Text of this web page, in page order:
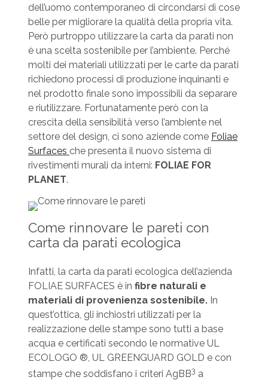
dell’uomo contemporaneo di circondarsi di cose
belle per migliorare la qualità della propria vita.
Però purtroppo utilizzare la carta da parati non
è una scelta sostenibile per l’ambiente. Perché
molti dei materiali utilizzati per le carte da parati
richiedono processi di produzione inquinanti e
nel prodotto finale sono impossibili da separare
e riutilizzare. Fortunatamente però con la
crescita della sensibilità verso l’ambiente nel
settore del design, ci sono aziende come Foliae
Surfaces che presenta il nuovo sistema di
rivestimenti murali da interni: FOLIAE FOR
PLANET.
Come rinnovare le pareti con
carta da parati ecologica
Infatti, la carta da parati ecologica dell’azienda
FOLIAE SURFACES è in fibre naturali e
materiali di provenienza sostenibile.In
quest’ottica, gli inchiostri utilizzati per la
realizzazione delle stampe sono tutti a base
acqua e certificati secondo le normative UL
ECOLOGO ®, UL GREENGUARD GOLD e con
stampe che soddisfano i criteri AgBB3 a